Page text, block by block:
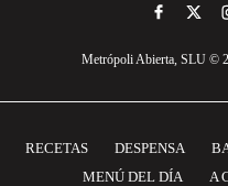
Metrópoli Abierta, SLU ©
RECETAS DESPENSA
MENÚ DEL DÍA
A